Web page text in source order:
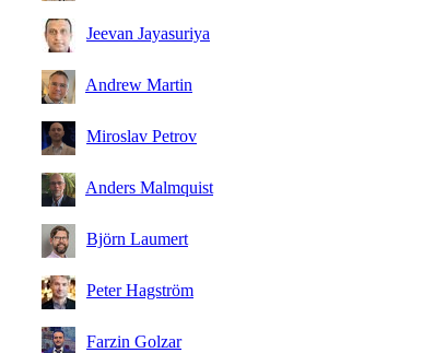
Jeevan Jayasuriya
Andrew Martin
Miroslav Petrov
Anders Malmquist
Björn Laumert
Peter Hagström
Farzin Golzar